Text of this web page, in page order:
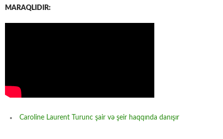
MARAQLIDIR:
Caroline Laurent Turunc şair və şeir haqqında danışır